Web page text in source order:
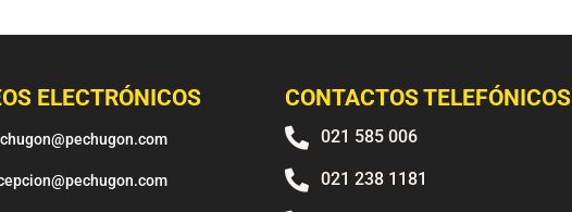
ELECTRÓNICOS CONTACTOS TELEFÓNICOS
 021 585 006
 021 238 1181